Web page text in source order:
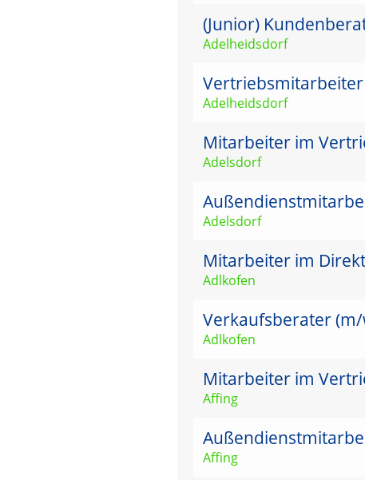
(Junior)
Adelheidsdorf
Adelheidsdorf
Mitarbeiter im
Adelsdorf
Adelsdorf
Mitarbeiter im
Adlkofen
Verkaufsberater
Adlkofen
Mitarbeiter im
Affing
Affing